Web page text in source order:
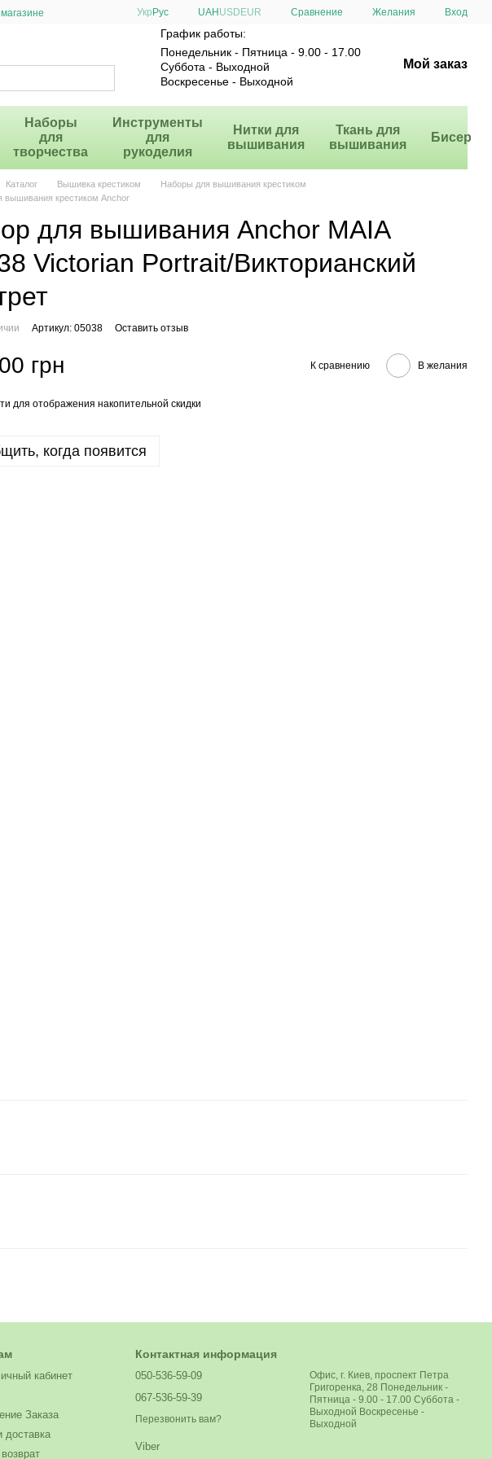
Укр Рус UAH USD EUR Сравнение Желания Вход
График работы:
Понедельник - Пятница - 9.00 - 17.00
Суббота - Выходной
Воскресенье - Выходной
Мой заказ
Наборы
для
творчества
Инструменты
для
рукоделия
Нитки для
вышивания
Ткань для
вышивания
Бисер
Каталог Вышивка крестиком
Наборы для вышивания крестиком
вышивания крестиком Anchor
для вышивания Anchor MAIA
Victorian Portrait/Викторианский
Артикул: 05038 Оставить отзыв
грн К сравнению В желания
для отображения накопительной скидки
когда появится
кабинет
Заказа
доставка
Контактная информация
050-536-59-09
067-536-59-39
Перезвонить вам?
Viber
Офис, г. Киев, проспект Петра
Григоренка, 28 Понедельник -
Пятница - 9.00 - 17.00 Суббота -
Выходной Воскресенье -
Выходной